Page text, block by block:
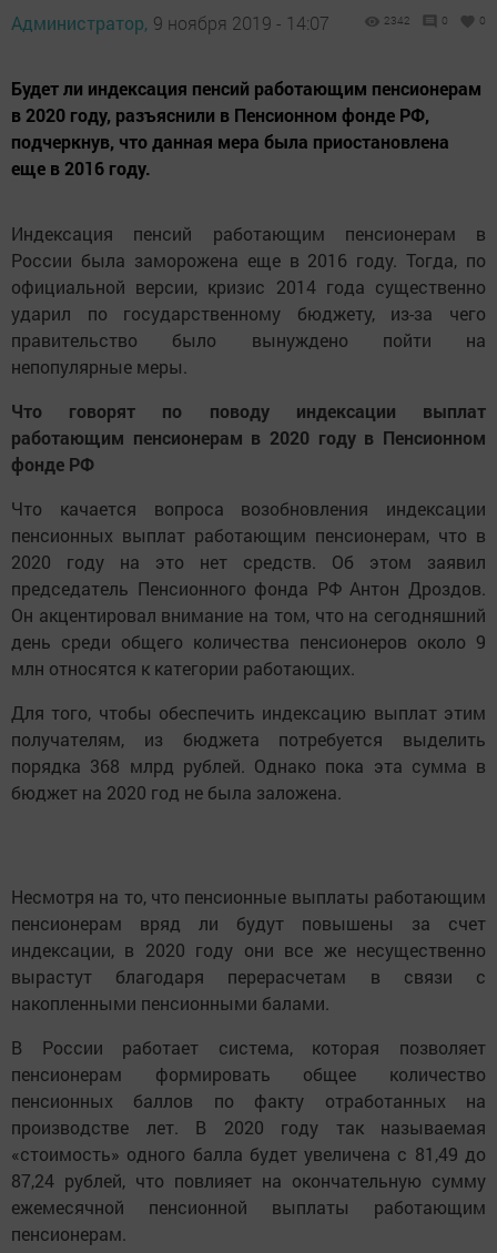
Администратор, 9 ноября 2019 - 14:07 2342 0 0
Будет ли индексация пенсий работающим пенсионерам
в 2020 году, разъяснили в Пенсионном фонде РФ,
подчеркнув, что данная мера была приостановлена
еще в 2016 году.
Индексация пенсий работающим пенсионерам в
России была заморожена еще в 2016 году. Тогда, по
официальной версии, кризис 2014 года существенно
ударил по государственному бюджету, из-за чего
правительство было вынуждено пойти на
непопулярные меры.
Что говорят по поводу индексации выплат
работающим пенсионерам в 2020 году в Пенсионном
фонде РФ
Что качается вопроса возобновления индексации
пенсионных выплат работающим пенсионерам, что в
2020 году на это нет средств. Об этом заявил
председатель Пенсионного фонда РФ Антон Дроздов.
Он акцентировал внимание на том, что на сегодняшний
день среди общего количества пенсионеров около 9
млн относятся к категории работающих.
Для того, чтобы обеспечить индексацию выплат этим
получателям, из бюджета потребуется выделить
порядка 368 млрд рублей. Однако пока эта сумма в
бюджет на 2020 год не была заложена.
Несмотря на то, что пенсионные выплаты работающим
пенсионерам вряд ли будут повышены за счет
индексации, в 2020 году они все же несущественно
вырастут благодаря перерасчетам в связи с
накопленными пенсионными балами.
В России работает система, которая позволяет
пенсионерам формировать общее количество
пенсионных баллов по факту отработанных на
производстве лет. В 2020 году так называемая
«стоимость» одного балла будет увеличена с 81,49 до
87,24 рублей, что повлияет на окончательную сумму
ежемесячной пенсионной выплаты работающим
пенсионерам.